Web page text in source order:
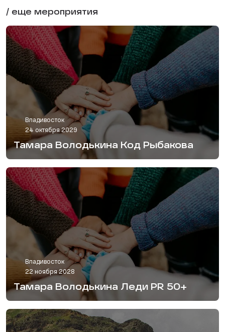
/ еще мероприятия
Владивосток
24 октября 2029
Тамара Володькина Код Рыбакова
Владивосток
22 ноября 2028
Тамара Володькина Леди PR 50+